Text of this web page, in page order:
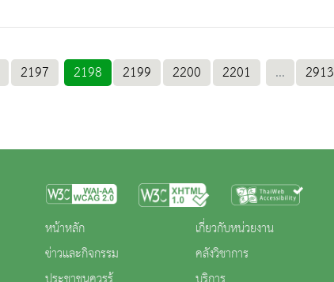
2197 2198 2199 2200 2201 ... 2913
หน้าหลัก
ข่าวและกิจกรรม
เกี่ยวกับหน่วยงาน
คลังวิชาการ